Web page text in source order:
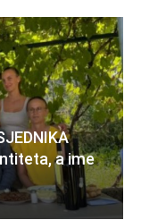
a ime